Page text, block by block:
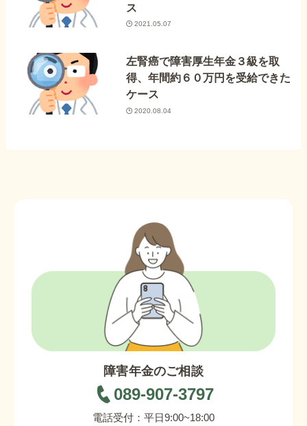
ス
2021.05.07
左腎癌で障害厚生年金３級を取
得、年間約６０万円を受給できた
ケース
2020.08.04
障害年金のご相談
089-907-3797
電話受付：平日9:00~18:00